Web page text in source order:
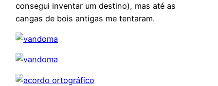
consegui inventar um destino), mas até as
cangas de bois antigas me tentaram.